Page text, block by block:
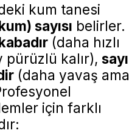
kum tanesi
sayısı belirler.
(daha hızlı
kalır), sayı
(daha yavaş ama
için farklı